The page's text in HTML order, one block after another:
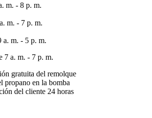
m. - 8 p. m.
m. - 7 p. m.
a. m. - 5 p. m.
7 a. m. - 7 p. m.
gratuita del remolque
propano en la bomba
del cliente 24 horas